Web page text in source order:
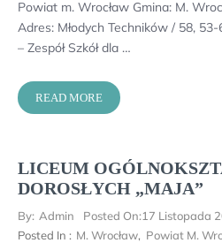
Powiat m. Wrocław Gmina: M.
Adres: Młodych Techników / 58,
– Zespół Szkół dla …
READ MORE
LICEUM
DOROSŁYCH „MAJA”
By: Admin Posted On:17 Listopada
Posted In : M. Wrocław, Powiat M.